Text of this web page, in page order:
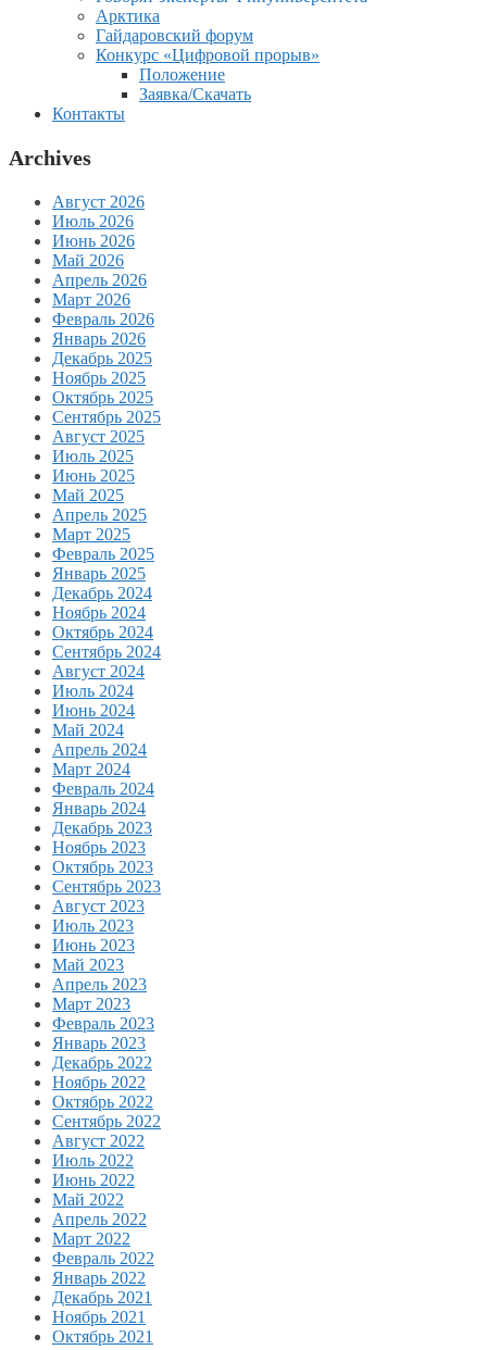
Арктика
Гайдаровский форум
Конкурс «Цифровой прорыв»
Положение
Заявка/Скачать
Контакты
Archives
Август 2026
Июль 2026
Июнь 2026
Май 2026
Апрель 2026
Март 2026
Февраль 2026
Январь 2026
Декабрь 2025
Ноябрь 2025
Октябрь 2025
Сентябрь 2025
Август 2025
Июль 2025
Июнь 2025
Май 2025
Апрель 2025
Март 2025
Февраль 2025
Январь 2025
Декабрь 2024
Ноябрь 2024
Октябрь 2024
Сентябрь 2024
Август 2024
Июль 2024
Июнь 2024
Май 2024
Апрель 2024
Март 2024
Февраль 2024
Январь 2024
Декабрь 2023
Ноябрь 2023
Октябрь 2023
Сентябрь 2023
Август 2023
Июль 2023
Июнь 2023
Май 2023
Апрель 2023
Март 2023
Февраль 2023
Январь 2023
Декабрь 2022
Ноябрь 2022
Октябрь 2022
Сентябрь 2022
Август 2022
Июль 2022
Июнь 2022
Май 2022
Апрель 2022
Март 2022
Февраль 2022
Январь 2022
Декабрь 2021
Ноябрь 2021
Октябрь 2021